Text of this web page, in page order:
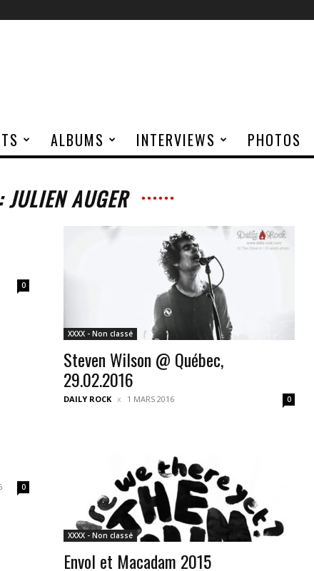
ALBUMS INTERVIEWS PHOTOS
JULIEN AUGER
0
XXXX - Non classé
Steven Wilson @ Québec,
29.02.2016
DAILY ROCK 1 MARS 2016 0
0
XXXX - Non classé
Envol et Macadam 2015